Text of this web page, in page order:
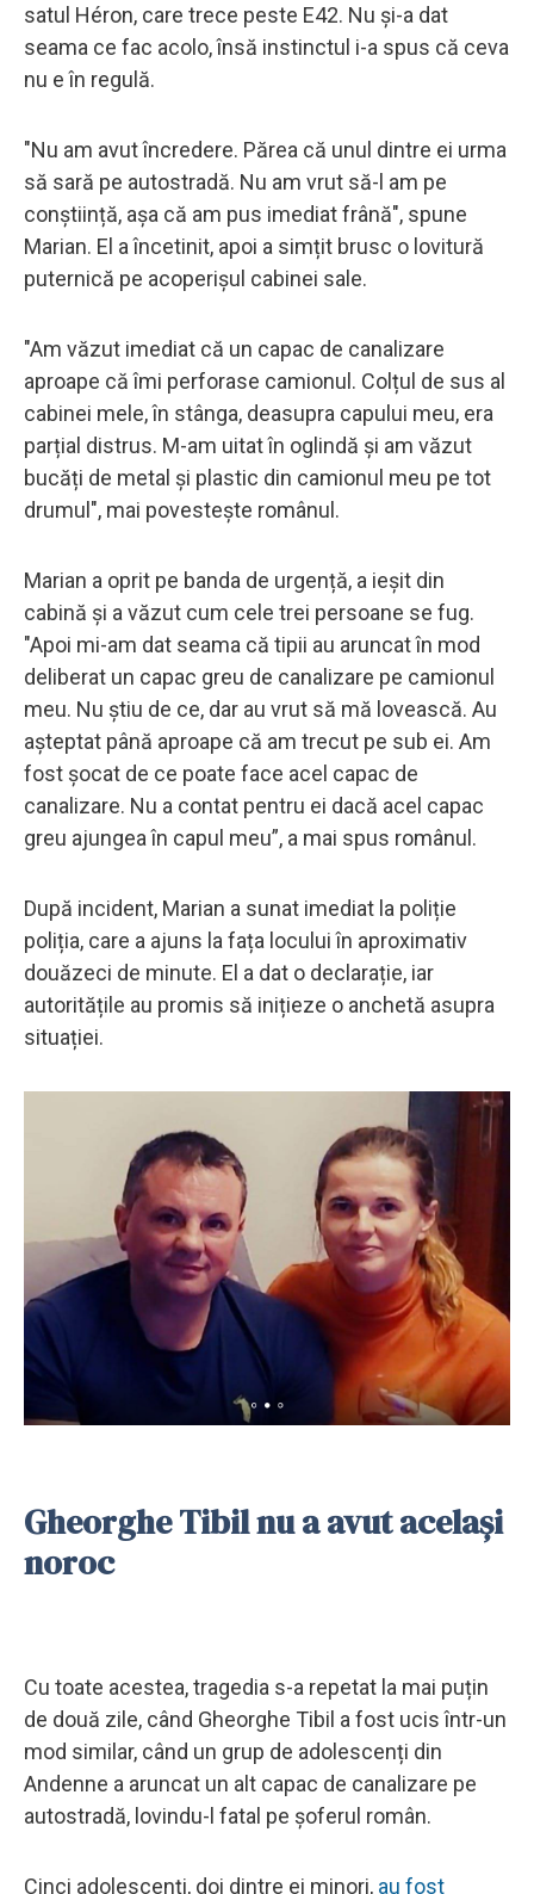
satul Héron, care trece peste E42. Nu și-a dat
seama ce fac acolo, însă instinctul i-a spus că ceva
nu e în regulă.
"Nu am avut încredere. Părea că unul dintre ei urma
să sară pe autostradă. Nu am vrut să-l am pe
conștiință, așa că am pus imediat frână", spune
Marian. El a încetinit, apoi a simțit brusc o lovitură
puternică pe acoperișul cabinei sale.
"Am văzut imediat că un capac de canalizare
aproape că îmi perforase camionul. Colțul de sus al
cabinei mele, în stânga, deasupra capului meu, era
parțial distrus. M-am uitat în oglindă și am văzut
bucăți de metal și plastic din camionul meu pe tot
drumul", mai povestește românul.
Marian a oprit pe banda de urgență, a ieșit din
cabină și a văzut cum cele trei persoane se fug.
"Apoi mi-am dat seama că tipii au aruncat în mod
deliberat un capac greu de canalizare pe camionul
meu. Nu știu de ce, dar au vrut să mă lovească. Au
așteptat până aproape că am trecut pe sub ei. Am
fost șocat de ce poate face acel capac de
canalizare. Nu a contat pentru ei dacă acel capac
greu ajungea în capul meu”, a mai spus românul.
După incident, Marian a sunat imediat la poliție
poliția, care a ajuns la fața locului în aproximativ
douăzeci de minute. El a dat o declarație, iar
autoritățile au promis să inițieze o anchetă asupra
situației.
Gheorghe Tibil nu a avut același
noroc
Cu toate acestea, tragedia s-a repetat la mai puțin
de două zile, când Gheorghe Tibil a fost ucis într-un
mod similar, când un grup de adolescenți din
Andenne a aruncat un alt capac de canalizare pe
autostradă, lovindu-l fatal pe șoferul român.
Cinci adolescenți, doi dintre ei minori, au fost